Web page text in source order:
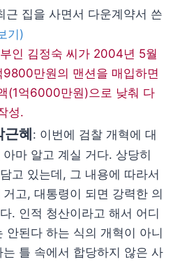
근 집을 사면서 다운계약서 쓴
기)
인 김정숙 씨가 2004년 5월
9800만원의 맨션을 매입하면
(1억6000만원)으로 낮춰 다
성.
근혜: 이번에 검찰 개혁에 대
마 알고 계실 거다. 상당히
고 있는데, 그 내용에 따라서
고, 대통령이 되면 강력한 의
. 인적 청산이라고 해서 어디
안된다 하는 식의 개혁이 아니
틀 속에서 합당하지 않은 사